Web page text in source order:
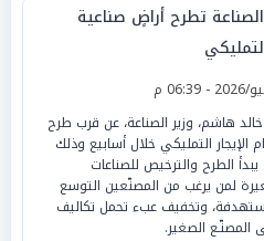
تطرح أراضٍ صناعية
هاشم، وزير الصناعة، عن قرب طرح
الإيجار التمليكي خلال أسابيع وذلك
الطرح والترخيص للصناعات
لمن يرغب من المصنّعين التوسع
وتخفيف عبء تحمل تكاليف
المصنّـع الصغير.